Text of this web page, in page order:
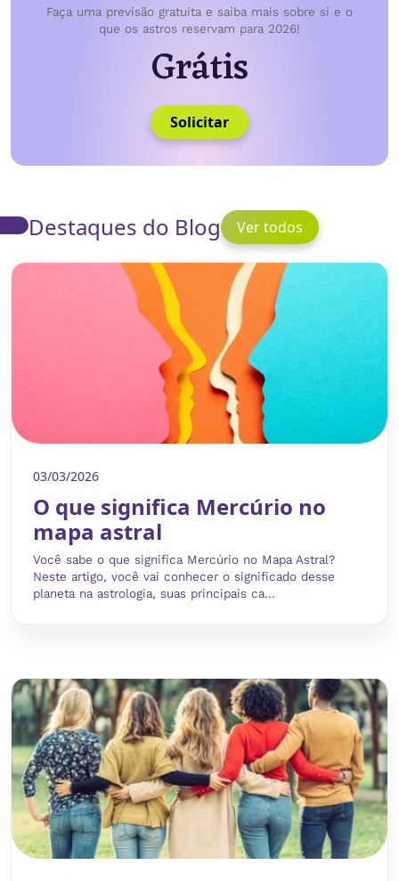
Faça uma previsão gratuita e saiba mais sobre si e o
que os astros reservam para 2026!
Grátis
Solicitar
Destaques do Blog Ver todos
03/03/2026
O que significa Mercúrio no
mapa astral
Você sabe o que significa Mercúrio no Mapa Astral?
Neste artigo, você vai conhecer o significado desse
planeta na astrologia, suas principais ca...